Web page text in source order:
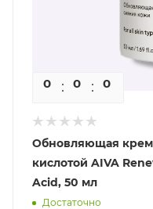
0 0 0
Обновляющая
кислотой AIVA
Acid, 50 мл
Достаточно